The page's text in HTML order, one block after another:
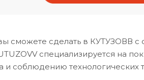
сможете сделать в КУТУЗОВВ
специализируется на
и соблюдению